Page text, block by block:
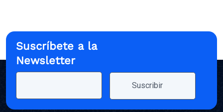
Suscríbete a la
Newsletter